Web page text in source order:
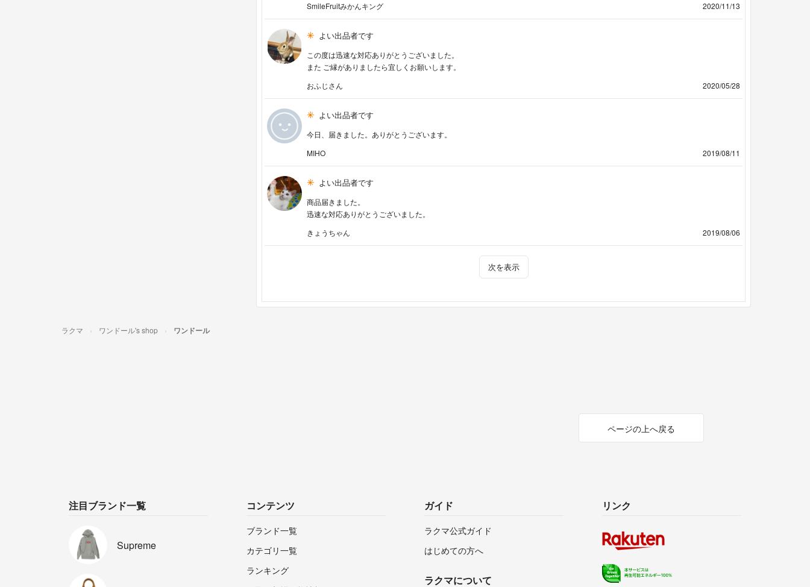
SmileFruitみかんキング
2020/11/13
よい出品者です
この度は迅速な対応ありがとうございました。
また ご縁がありましたら宜しくお願いします。
おふじさん
2020/05/28
よい出品者です
今日、届きました。ありがとうございます。
MIHO
2019/08/11
よい出品者です
商品届きました。
迅速な対応ありがとうございました。
きょうちゃん
2019/08/06
次を表示
ラクマ ワンドール's shop ワンドール
ページの上へ戻る
注目ブランド一覧
Supreme
コンテンツ
ブランド一覧
カテゴリ一覧
ランキング
ガイド
ラクマ公式ガイド
はじめての方へ
ラクマについて
リンク